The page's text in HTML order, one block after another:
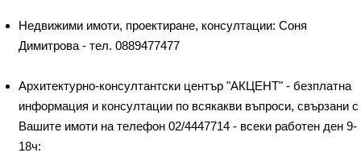
Недвижими имоти, проектиране, консултации: Соня
Димитрова - тел. 0889477477
Архитектурно-консултантски център "АКЦЕНТ" - безплатна
информация и консултации по всякакви въпроси, свързани с
Вашите имоти на телефон 02/4447714 - всеки работен ден 9-
18ч: